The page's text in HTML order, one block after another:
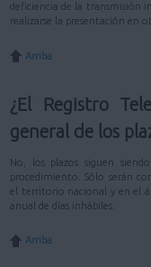
deficiencia de la transmisión
realizarse la presentación en
Arriba
¿El Registro
general de los
No, los plazos siguen
procedimiento. Sólo serán
el territorio nacional y en el
anual de días inhábiles.
Arriba